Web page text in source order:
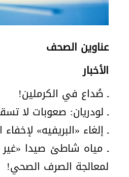
عناوين الصحف
الأخبار
ـ صُداع في الكرملين!
ـ لودريان: صعوبات لا
ـ إلغاء «البريفيه»
ـ مياه شاطئ صيدا «غير
لمعالجة الصرف الصحي!